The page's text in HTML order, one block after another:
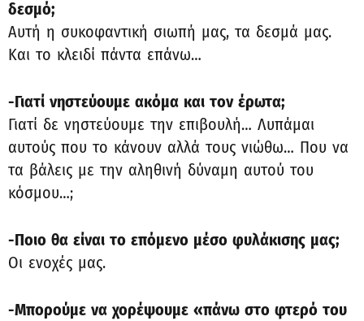
δεσμό;
Αυτή η συκοφαντική σιωπή μας, τα δεσμά μας.
Και το κλειδί πάντα επάνω…
-Γιατί νηστεύουμε ακόμα και τον έρωτα;
Γιατί δε νηστεύουμε την επιβουλή… Λυπάμαι
αυτούς που το κάνουν αλλά τους νιώθω… Που να
τα βάλεις με την αληθινή δύναμη αυτού του
κόσμου…;
-Ποιο θα είναι το επόμενο μέσο φυλάκισης μας;
Οι ενοχές μας.
-Μπορούμε να χορέψουμε «πάνω στο φτερό του